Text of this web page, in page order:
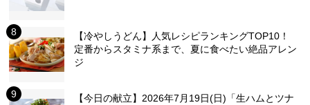
【冷やしうどん】人気レシピランキングTOP10！
定番からスタミナ系まで、夏に食べたい絶品アレン
ジ
【今日の献立】2026年7月19日(日)「生ハムとツナ